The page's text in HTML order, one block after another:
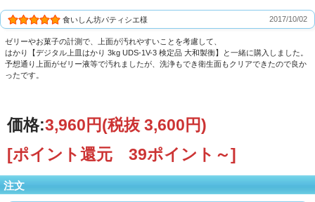
食いしん坊パティシエ様 2017/10/02
ゼリーやお菓子の計測で、上面が汚れやすいことを考慮して、
はかり【デジタル上皿はかり 3kg UDS-1V-3 検定品 大和製衡】と一緒に購入しました。
予想通り上面がゼリー液等で汚れましたが、洗浄もでき衛生面もクリアできたので良か
ったです。
価格:3,960円(税抜 3,600円)
[ポイント還元 39ポイント～]
注文